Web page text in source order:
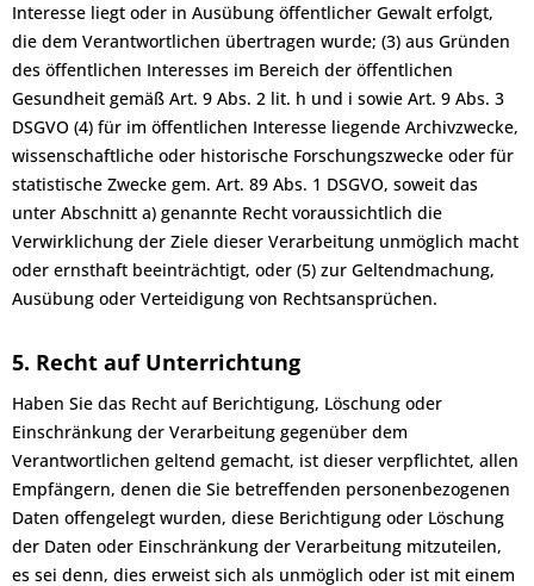
Interesse liegt oder in Ausübung öffentlicher Gewalt erfolgt,
die dem Verantwortlichen übertragen wurde; (3) aus Gründen
des öffentlichen Interesses im Bereich der öffentlichen
Gesundheit gemäß Art. 9 Abs. 2 lit. h und i sowie Art. 9 Abs. 3
DSGVO (4) für im öffentlichen Interesse liegende Archivzwecke,
wissenschaftliche oder historische Forschungszwecke oder für
statistische Zwecke gem. Art. 89 Abs. 1 DSGVO, soweit das
unter Abschnitt a) genannte Recht voraussichtlich die
Verwirklichung der Ziele dieser Verarbeitung unmöglich macht
oder ernsthaft beeinträchtigt, oder (5) zur Geltendmachung,
Ausübung oder Verteidigung von Rechtsansprüchen.
5. Recht auf Unterrichtung
Haben Sie das Recht auf Berichtigung, Löschung oder
Einschränkung der Verarbeitung gegenüber dem
Verantwortlichen geltend gemacht, ist dieser verpflichtet, allen
Empfängern, denen die Sie betreffenden personenbezogenen
Daten offengelegt wurden, diese Berichtigung oder Löschung
der Daten oder Einschränkung der Verarbeitung mitzuteilen,
es sei denn, dies erweist sich als unmöglich oder ist mit einem